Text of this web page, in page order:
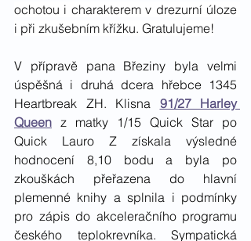
ochotou i charakterem v drezurní úloze
i při zkušebním křížku. Gratulujeme!
V přípravě pana Březiny byla velmi
úspěšná i druhá dcera hřebce 1345
Heartbreak ZH. Klisna 91/27 Harley
Queen z matky 1/15 Quick Star po
Quick Lauro Z získala výsledné
hodnocení 8,10 bodu a byla po
zkouškách přeřazena do hlavní
plemenné knihy a splnila i podmínky
pro zápis do akceleračního programu
českého teplokrevníka. Sympatická